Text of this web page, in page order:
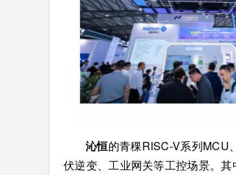
沁恒的青稞RISC-V系列MCU
伏逆变、工业网关等工控场景。